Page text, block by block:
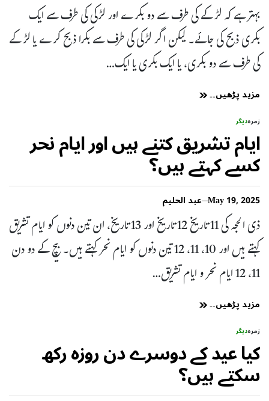
بہتر ہے کہ لڑکے کی طرف سے دو بکرے اور لڑکی کی طرف سے ایک
بکری ذبح کی جائے۔ لیکن اگر لڑکی کی طرف سے بکرا ذبح کرے یا لڑکے
کی طرف سے دو بکری، یا ایک بکری یا ایک…
مزید پڑھیں۔۔
زمرہدیگر
ایام تشریق کتنے ہیں اور ایام نحر
کسے کہتے ہیں؟
May 19, 2025 عبد الحلیم
ذی الحجہ کی 11 تاریخ 12 تاریخ اور 13 تاریخ، ان تین دنوں کو ایام تشریق
کہتے ہیں اور 10، 11، 12 تین دنوں کو ایام نحر کہتے ہیں۔ بیچ کے دو دن
11، 12 ایام نحر و ایام تشریق…
مزید پڑھیں۔۔
زمرہدیگر
کیا عید کے دوسرے دن روزہ رکھ
سکتے ہیں؟